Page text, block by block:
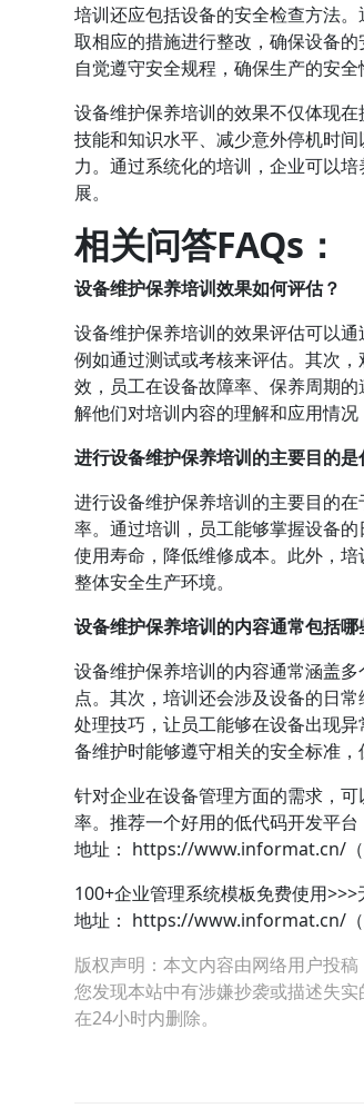
培训还应包括设备的安全检查方法
取相应的措施进行整改，确保设备
自觉遵守安全规程，确保生产的安全
设备维护保养培训的效果不仅体现
技能和知识水平、减少意外停机时
力。通过系统化的培训，企业可以
展。
相关问答FAQs：
设备维护保养培训效果如何评估？
设备维护保养培训的效果评估可以
例如通过测试或考核来评估。其次
效，员工在设备故障率、保养周期
解他们对培训内容的理解和应用情况
进行设备维护保养培训的主要目的是
进行设备维护保养培训的主要目的
率。通过培训，员工能够掌握设备
使用寿命，降低维修成本。此外，
整体安全生产环境。
设备维护保养培训的内容通常包括哪
设备维护保养培训的内容通常涵盖
点。其次，培训还会涉及设备的日
处理技巧，让员工能够在设备出现
备维护时能够遵守相关的安全标准，
针对企业在设备管理方面的需求，
率。推荐一个好用的低代码开发平
地址： https://www.informat.cn/（
100+企业管理系统模板免费使用>>>
地址： https://www.informat.cn/（
版权声明：本文内容由网络用户投
您发现本站中有涉嫌抄袭或描述失
在24小时内删除。